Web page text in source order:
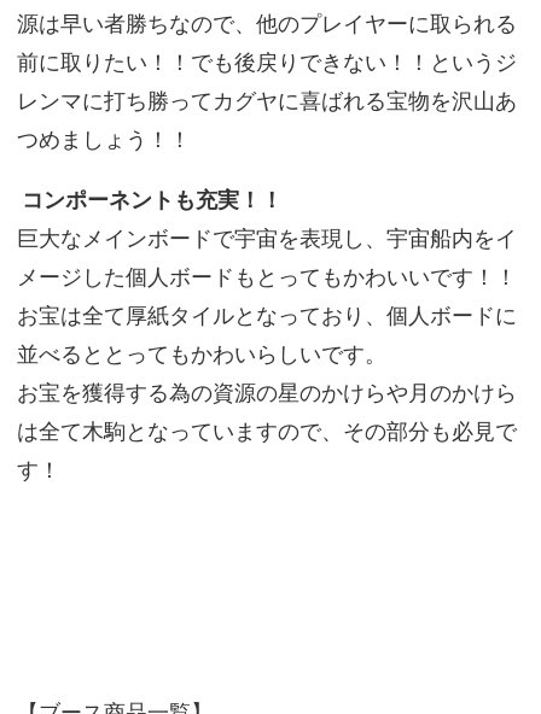
源は早い者勝ちなので、他のプレイヤーに取られる
前に取りたい！！でも後戻りできない！！というジ
レンマに打ち勝ってカグヤに喜ばれる宝物を沢山あ
つめましょう！！
コンポーネントも充実！！
巨大なメインボードで宇宙を表現し、宇宙船内をイ
メージした個人ボードもとってもかわいいです！！
お宝は全て厚紙タイルとなっており、個人ボードに
並べるととってもかわいらしいです。
お宝を獲得する為の資源の星のかけらや月のかけら
は全て木駒となっていますので、その部分も必見で
す！